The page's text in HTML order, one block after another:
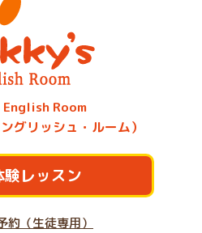
Room
グリッシュ・ルーム）
験レッスン
約（生徒専用）